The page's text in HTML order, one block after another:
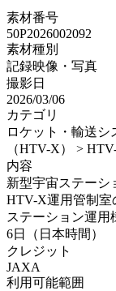
素材番号
50P2026002092
素材種別
記録映像・写真
撮影日
2026/03/06
カテゴリ
ロケット・輸送
（HTV-X） >
内容
新型宇宙ステーシ
HTV-X運用管制室
ステーション運用
6日（日本時間）
クレジット
JAXA
利用可能範囲